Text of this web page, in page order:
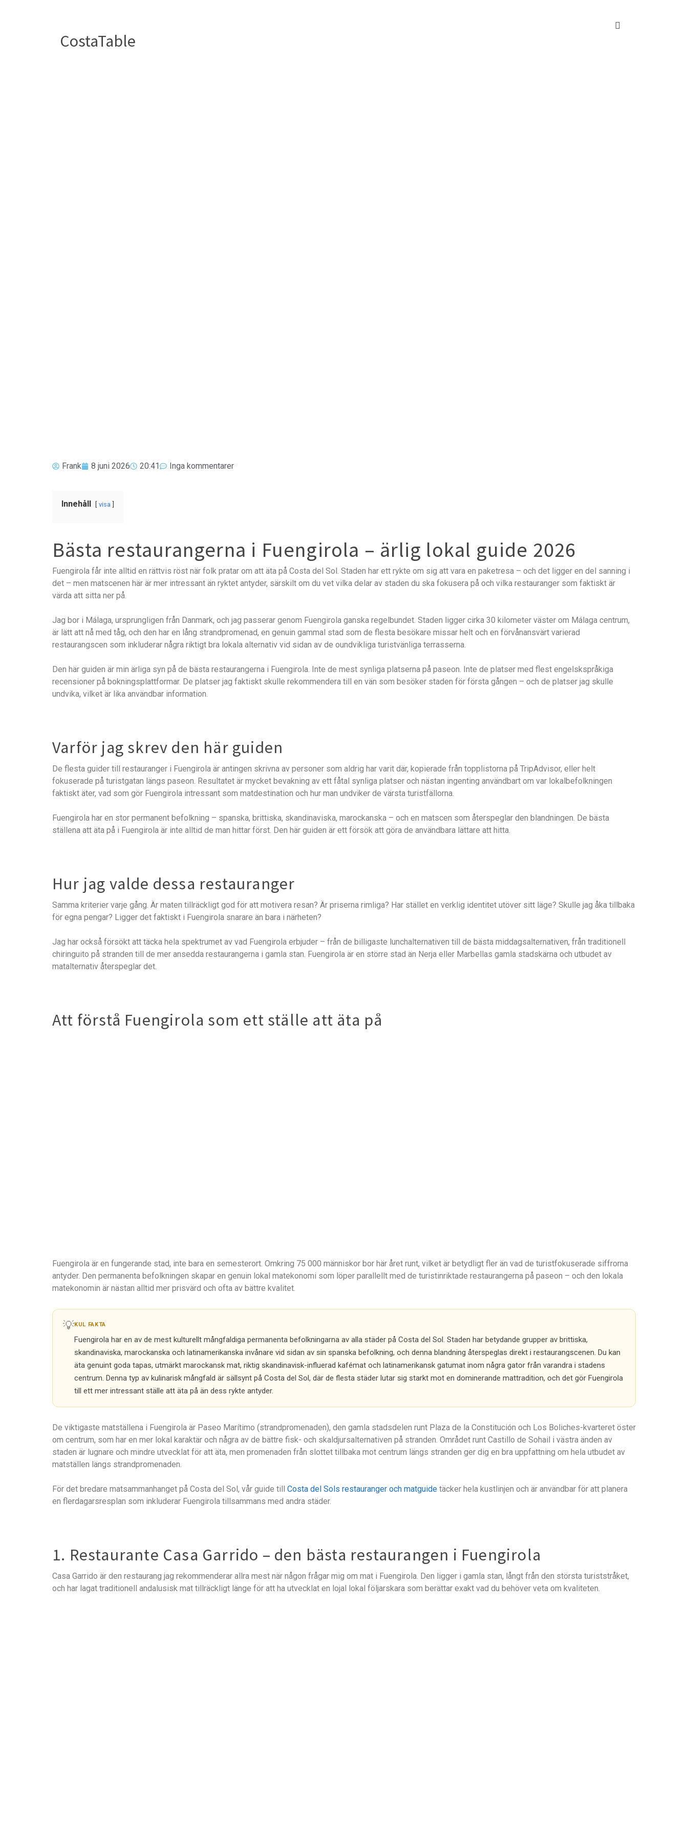
CostaTable
Frank 8 juni 2026 20:41 Inga kommentarer
Innehåll visa
Bästa restaurangerna i Fuengirola – ärlig lokal guide 2026
Fuengirola får inte alltid en rättvis röst när folk pratar om att äta på Costa del Sol. Staden har ett rykte om sig att vara en paketresa – och det ligger en del sanning i
det – men matscenen här är mer intressant än ryktet antyder, särskilt om du vet vilka delar av staden du ska fokusera på och vilka restauranger som faktiskt är
värda att sitta ner på.
Jag bor i Málaga, ursprungligen från Danmark, och jag passerar genom Fuengirola ganska regelbundet. Staden ligger cirka 30 kilometer väster om Málaga centrum,
är lätt att nå med tåg, och den har en lång strandpromenad, en genuin gammal stad som de flesta besökare missar helt och en förvånansvärt varierad
restaurangscen som inkluderar några riktigt bra lokala alternativ vid sidan av de oundvikliga turistvänliga terrasserna.
Den här guiden är min ärliga syn på de bästa restaurangerna i Fuengirola. Inte de mest synliga platserna på paseon. Inte de platser med flest engelskspråkiga
recensioner på bokningsplattformar. De platser jag faktiskt skulle rekommendera till en vän som besöker staden för första gången – och de platser jag skulle
undvika, vilket är lika användbar information.
Varför jag skrev den här guiden
De flesta guider till restauranger i Fuengirola är antingen skrivna av personer som aldrig har varit där, kopierade från topplistorna på TripAdvisor, eller helt
fokuserade på turistgatan längs paseon. Resultatet är mycket bevakning av ett fåtal synliga platser och nästan ingenting användbart om var lokalbefolkningen
faktiskt äter, vad som gör Fuengirola intressant som matdestination och hur man undviker de värsta turistfällorna.
Fuengirola har en stor permanent befolkning – spanska, brittiska, skandinaviska, marockanska – och en matscen som återspeglar den blandningen. De bästa
ställena att äta på i Fuengirola är inte alltid de man hittar först. Den här guiden är ett försök att göra de användbara lättare att hitta.
Hur jag valde dessa restauranger
Samma kriterier varje gång. Är maten tillräckligt god för att motivera resan? Är priserna rimliga? Har stället en verklig identitet utöver sitt läge? Skulle jag åka tillbaka
för egna pengar? Ligger det faktiskt i Fuengirola snarare än bara i närheten?
Jag har också försökt att täcka hela spektrumet av vad Fuengirola erbjuder – från de billigaste lunchalternativen till de bästa middagsalternativen, från traditionell
chiringuito på stranden till de mer ansedda restaurangerna i gamla stan. Fuengirola är en större stad än Nerja eller Marbellas gamla stadskärna och utbudet av
matalternativ återspeglar det.
Att förstå Fuengirola som ett ställe att äta på
Fuengirola är en fungerande stad, inte bara en semesterort. Omkring 75 000 människor bor här året runt, vilket är betydligt fler än vad de turistfokuserade siffrorna
antyder. Den permanenta befolkningen skapar en genuin lokal matekonomi som löper parallellt med de turistinriktade restaurangerna på paseon – och den lokala
matekonomin är nästan alltid mer prisvärd och ofta av bättre kvalitet.
💡KUL FAKTA
Fuengirola har en av de mest kulturellt mångfaldiga permanenta befolkningarna av alla städer på Costa del Sol. Staden har betydande grupper av brittiska,
skandinaviska, marockanska och latinamerikanska invånare vid sidan av sin spanska befolkning, och denna blandning återspeglas direkt i restaurangscenen. Du kan
äta genuint goda tapas, utmärkt marockansk mat, riktig skandinavisk-influerad kafémat och latinamerikansk gatumat inom några gator från varandra i stadens
centrum. Denna typ av kulinarisk mångfald är sällsynt på Costa del Sol, där de flesta städer lutar sig starkt mot en dominerande mattradition, och det gör Fuengirola
till ett mer intressant ställe att äta på än dess rykte antyder.
De viktigaste matställena i Fuengirola är Paseo Marítimo (strandpromenaden), den gamla stadsdelen runt Plaza de la Constitución och Los Boliches-kvarteret öster
om centrum, som har en mer lokal karaktär och några av de bättre fisk- och skaldjursalternativen på stranden. Området runt Castillo de Sohail i västra änden av
staden är lugnare och mindre utvecklat för att äta, men promenaden från slottet tillbaka mot centrum längs stranden ger dig en bra uppfattning om hela utbudet av
matställen längs strandpromenaden.
För det bredare matsammanhanget på Costa del Sol, vår guide till Costa del Sols restauranger och matguide täcker hela kustlinjen och är användbar för att planera
en flerdagarsresplan som inkluderar Fuengirola tillsammans med andra städer.
1. Restaurante Casa Garrido – den bästa restaurangen i Fuengirola
Casa Garrido är den restaurang jag rekommenderar allra mest när någon frågar mig om mat i Fuengirola. Den ligger i gamla stan, långt från den största turiststråket,
och har lagat traditionell andalusisk mat tillräckligt länge för att ha utvecklat en lojal lokal följarskara som berättar exakt vad du behöver veta om kvaliteten.